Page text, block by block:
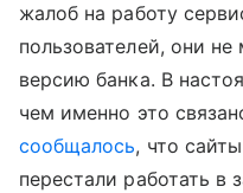
жалоб на работу
пользователей, они
версию банка. В
чем именно это
сообщалось, что
перестали работать в